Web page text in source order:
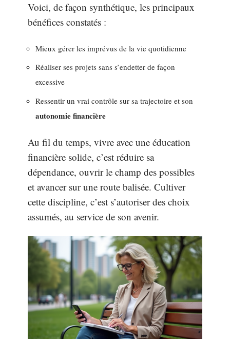
Voici, de façon synthétique, les principaux
bénéfices constatés :
Mieux gérer les imprévus de la vie quotidienne
Réaliser ses projets sans s’endetter de façon
excessive
Ressentir un vrai contrôle sur sa trajectoire et son
autonomie financière
Au fil du temps, vivre avec une éducation
financière solide, c’est réduire sa
dépendance, ouvrir le champ des possibles
et avancer sur une route balisée. Cultiver
cette discipline, c’est s’autoriser des choix
assumés, au service de son avenir.